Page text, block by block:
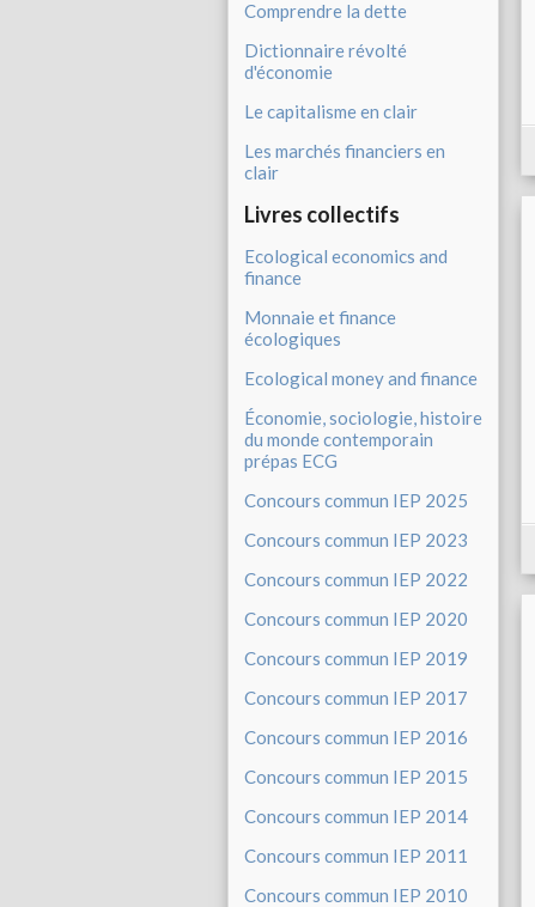
Comprendre la dette
Dictionnaire révolté
d'économie
Le capitalisme en clair
Les marchés financiers en
clair
Livres collectifs
Ecological economics and
finance
Monnaie et finance
écologiques
Ecological money and finance
Économie, sociologie, histoire
du monde contemporain
prépas ECG
Concours commun IEP 2025
Concours commun IEP 2023
Concours commun IEP 2022
Concours commun IEP 2020
Concours commun IEP 2019
Concours commun IEP 2017
Concours commun IEP 2016
Concours commun IEP 2015
Concours commun IEP 2014
Concours commun IEP 2011
Concours commun IEP 2010